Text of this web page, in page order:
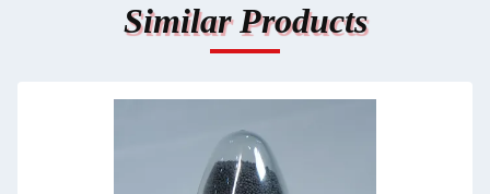
Similar Products